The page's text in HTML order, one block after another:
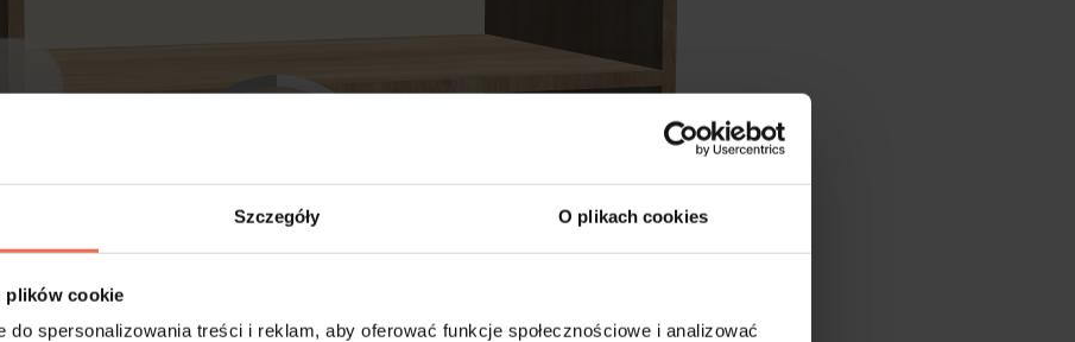
Szczegóły O plikach cookies
plików cookie
spersonalizowania treści i reklam, aby oferować funkcje społecznościowe i analizować